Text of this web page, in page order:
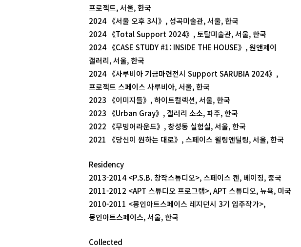
프로젝트, 서울, 한국
2024 《서울 오후 3시》, 성곡미술관, 서울, 한국
2024 《Total Support 2024》, 토탈미술관, 서울, 한국
2024 《CASE STUDY #1: INSIDE THE HOUSE》, 원앤제이
갤러리, 서울, 한국
2024 《사루비아 기금마련전시 Support SARUBIA 2024》,
프로젝트 스페이스 사루비아, 서울, 한국
2023 《이미지들》, 하이트컬렉션, 서울, 한국
2023 《Urban Gray》, 갤러리 소소, 파주, 한국
2022 《무빙어라운드》, 창성동 실험실, 서울, 한국
2021 《당신이 원하는 대로》, 스페이스 윌링앤딜링, 서울, 한국
Residency
2013-2014 <P.S.B. 창작스튜디오>, 스페이스 캔, 베이징, 중국
2011-2012 <APT 스튜디오 프로그램>, APT 스튜디오, 뉴욕, 미국
2010-2011 <몽인아트스페이스 레지던시 3기 입주작가>,
몽인아트스페이스, 서울, 한국
Collected